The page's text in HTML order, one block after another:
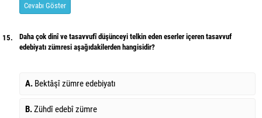
Cevabı Göster
15.
Daha çok dinî ve tasavvufî düşünceyi telkin eden eserler içeren tasavvuf
edebiyatı zümresi aşağıdakilerden hangisidir?
A. Bektâşî zümre edebiyatı
B.Zühdî edebî zümre